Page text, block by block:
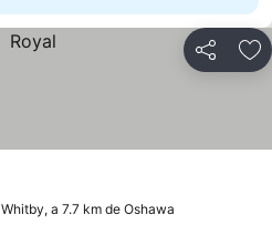
Partilhar
Whitby, a 7.7 km de Oshawa